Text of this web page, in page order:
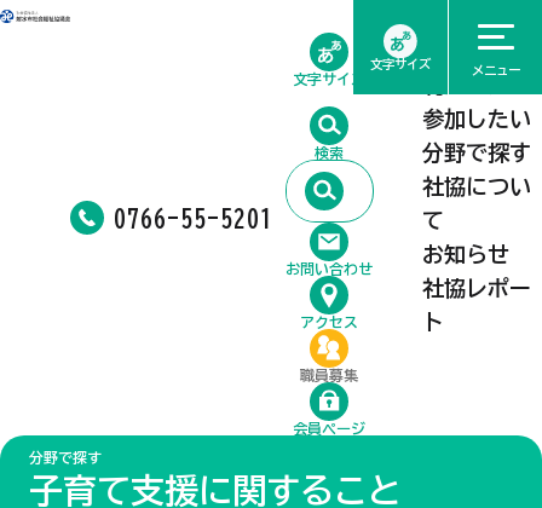
0766-55-5201
文字サイズ
検索
お問い合わせ
アクセス
職員募集
会員ページ
文字サイズ
メニュー
相談したい
参加したい
分野で探す
社協につい
て
お知らせ
社協レポー
ト
分野で探す
子育て支援に関すること